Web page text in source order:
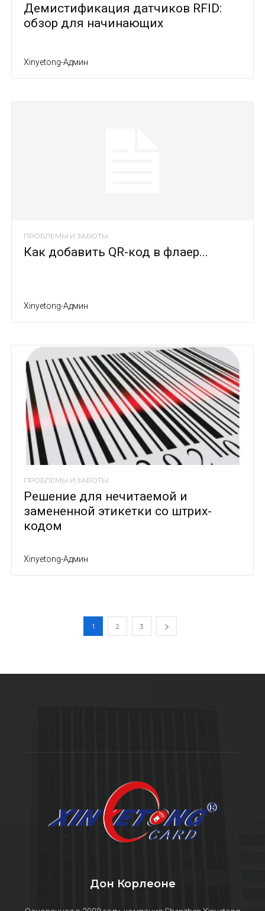
Демистификация датчиков RFID:
обзор для начинающих
Xinyetong-Админ
ПРОБЛЕМЫ И ЗАБОТЫ
Как добавить QR-код в флаер...
Xinyetong-Админ
ПРОБЛЕМЫ И ЗАБОТЫ
Решение для нечитаемой и
замененной этикетки со штрих-
кодом
Xinyetong-Админ
1 2 3
Дон Корлеоне